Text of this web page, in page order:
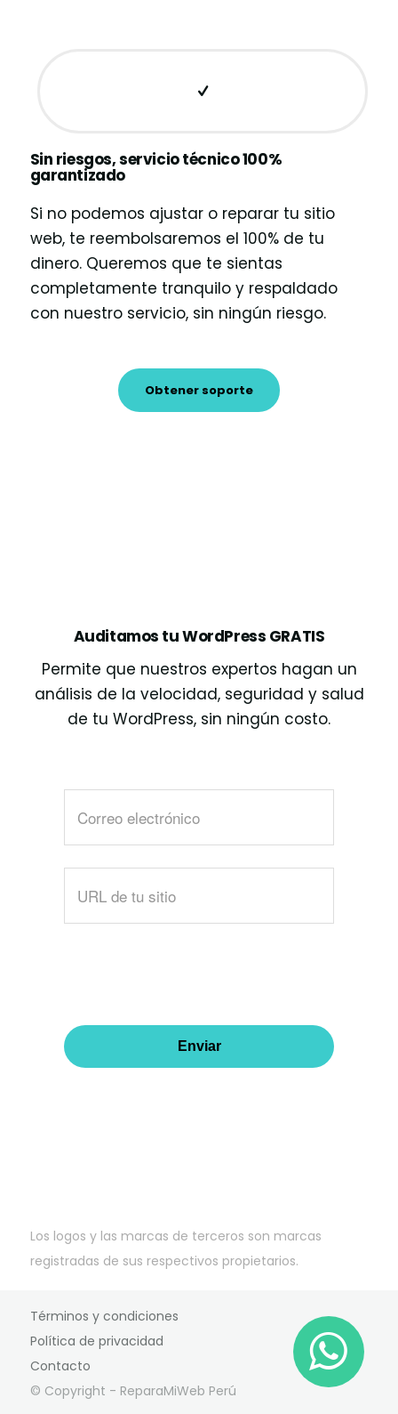
Sin riesgos, servicio técnico 100%
garantizado
Si no podemos ajustar o reparar tu sitio
web, te reembolsaremos el 100% de tu
dinero. Queremos que te sientas
completamente tranquilo y respaldado
con nuestro servicio, sin ningún riesgo.
Obtener soporte
Auditamos tu WordPress GRATIS
Permite que nuestros expertos hagan un
análisis de la velocidad, seguridad y salud
de tu WordPress, sin ningún costo.
Los logos y las marcas de terceros son marcas
registradas de sus respectivos propietarios.
Términos y condiciones
Política de privacidad
Contacto
© Copyright - ReparaMiWeb Perú